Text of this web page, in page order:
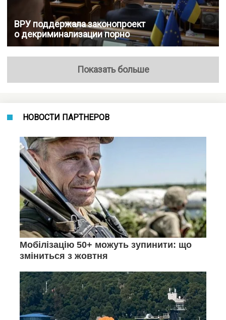
ВРУ поддержала законопроект
о декриминализации порно
Показать больше
НОВОСТИ ПАРТНЕРОВ